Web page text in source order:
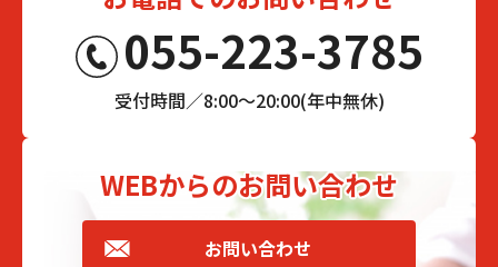
055-223-3785
受付時間／8:00～20:00(年中無休)
WEBからのお問い合わせ
お問い合わせ